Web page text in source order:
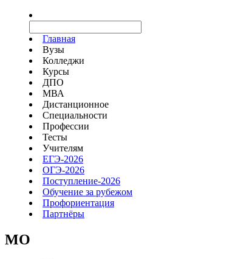
Главная
Вузы
Колледжи
Курсы
ДПО
МВА
Дистанционное
Специальности
Профессии
Тесты
Учителям
ЕГЭ-2026
ОГЭ-2026
Поступление-2026
Обучение за рубежом
Профориентация
Партнёры
MO